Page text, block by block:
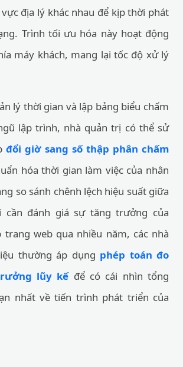
địa lý khác nhau để kịp thời phát
Trình tối ưu hóa này hoạt động
máy khách, mang lại tốc độ xử lý
lý thời gian và lập bảng biểu chấm
lập trình, nhà quản trị có thể sử
đổi giờ sang số thập phân chấm
hóa thời gian làm việc của nhân
so sánh chênh lệch hiệu suất giữa
cần đánh giá sự tăng trưởng của
web qua nhiều năm, các nhà
thường áp dụng phép toán đo
lũy kếđể có cái nhìn tổng
nhất về tiến trình phát triển của